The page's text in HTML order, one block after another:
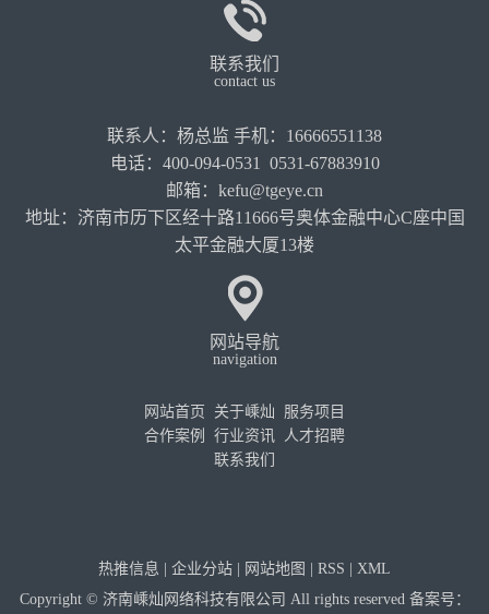
联系我们
contact us
联系人：杨总监 手机：16666551138
电话：400-094-0531 0531-67883910
邮箱：kefu@tgeye.cn
地址：济南市历下区经十路11666号奥体金融中心C座中国
太平金融大厦13楼
网站导航
navigation
网站首页 关于嵊灿
服务项目
合作案例
行业资讯
人才招聘
联系我们
热推信息 | 企业分站 | 网站地图 | RSS | XML
Copyright © 济南嵊灿网络科技有限公司 All rights reserved 备案号：